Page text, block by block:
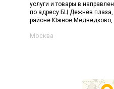
услуги и товары в
по адресу БЦ Дежнёв
районе Южное Медведково,
Москва